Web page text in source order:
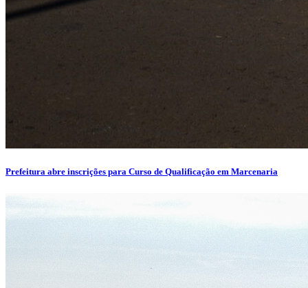
Prefeitura abre inscrições para Curso de Qualificação em Marcenaria